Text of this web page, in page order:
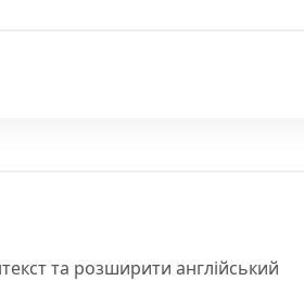
та розширити англійський